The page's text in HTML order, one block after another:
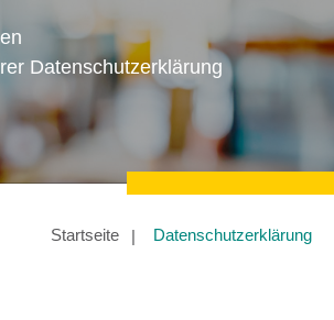
Datenschutzerklärung
Startseite Datenschutzerklärung